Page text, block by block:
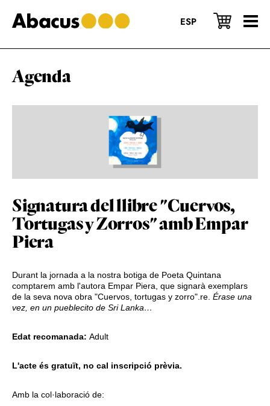
to
main
to
primary
to
footer
ESP
Agenda
Signatura del llibre "Cuervos,
Tortugas y Zorros" amb Empar
Piera
Durant la jornada a la nostra botiga de Poeta Quintana
comptarem amb l'autora Empar Piera, que signarà exemplars
de la seva nova obra "Cuervos, tortugas y zorro".re. Érase una
vez, en un pueblecito de Sri Lanka…
Edat recomanada: Adult
L'acte és gratuït, no cal inscripció prèvia.
Amb la col·laboració de: